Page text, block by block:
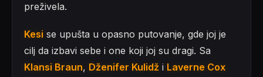
preživela.
Kesi se upušta u opasno putovanje, gde joj je
cilj da izbavi sebe i one koji joj su dragi. Sa
Klansi Braun, Dženifer Kulidž i Laverne Cox